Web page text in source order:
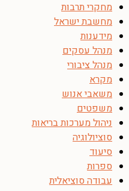
מחקרי תרבות
מחשבת ישראל
מידענות
מנהל עסקים
מנהל ציבורי
מקרא
משאבי אנוש
משפטים
ניהול מערכות בריאות
סוציולוגיה
סיעוד
ספרות
עבודה סוציאלית